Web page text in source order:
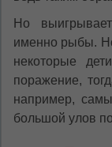
Но
именно рыбы.
некоторые
поражение,
например,
большой улов